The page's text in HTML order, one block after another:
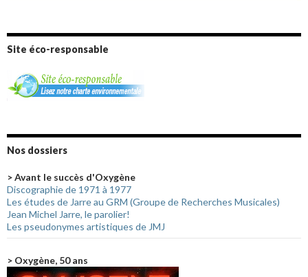
Site éco-responsable
Nos dossiers
> Avant le succès d'Oxygène
Discographie de 1971 à 1977
Les études de Jarre au GRM (Groupe de Recherches Musicales)
Jean Michel Jarre, le parolier!
Les pseudonymes artistiques de JMJ
> Oxygène, 50 ans